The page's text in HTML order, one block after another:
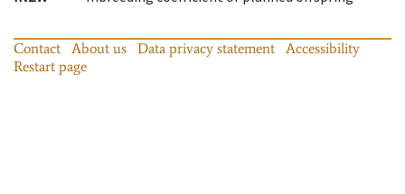
Contact About us Data privacy statement
Accessibility
Restart page